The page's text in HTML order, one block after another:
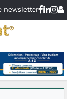
newsletter